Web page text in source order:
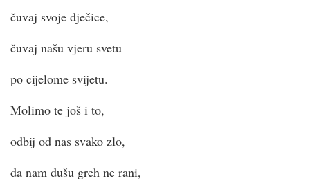
čuvaj svoje dječice,
čuvaj našu vjeru svetu
po cijelome svijetu.
Molimo te još i to,
odbij od nas svako zlo,
da nam dušu greh ne rani,